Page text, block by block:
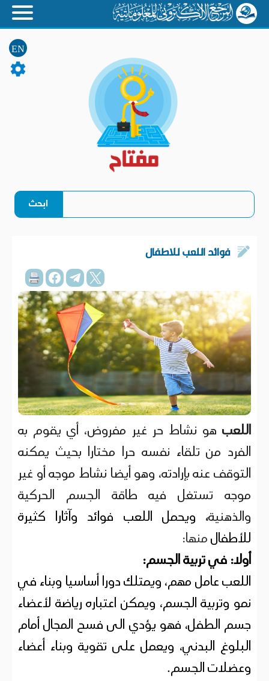
EN
فوائد اللعب للاطفال
اللعب هو نشاط حر غير مفروض، أي يقوم به
الفرد من تلقاء نفسه حرا مختارا بحيث يمكنه
التوقف عنه بإرادته، وهو أيضا نشاط موجه أو غير
موجه تستغل فيه طاقة الجسم الحركية
والذهنية، ويحمل اللعب فوائد وآثارا كثيرة
للأطفالمنها:
أولا: في تربية الجسم:
اللعب عامل مهم، ويمتلك دورا أساسيا وبناء في
نمو وتربية الجسم، ويمكن اعتباره رياضة لأعضاء
جسم الطفل، فهو يؤدي الى فسح المجال أمام
البلوغ البدني، ويعمل على تقوية وبناء أعضاء
وعضلات الجسم.